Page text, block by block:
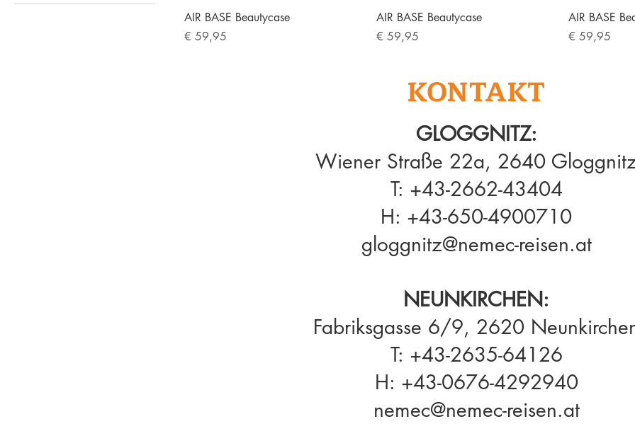
vor Ort im Büro
AIR BASE Beautycase
Preis
€ 59,95
AIR BASE Beautycase
Preis
€ 59,95
AIR BASE
Preis
€ 59,95
KONTAKT
GLOGGNITZ:
Wiener Straße 22a, 2640
T: +43-2662-43404
H: +43-650-4900710
gloggnitz@nemec-reisen.at
NEUNKIRCHEN:
Fabriksgasse 6/9, 2620
T: +43-2635-64126
H: +43-0676-4292940
nemec@nemec-reisen.at